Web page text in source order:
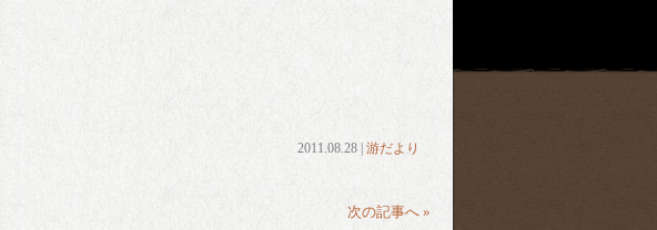
2011.08.28 | 游だより
次の記事へ »